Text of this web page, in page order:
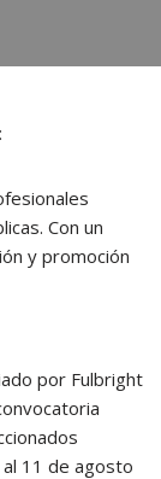
Con un
y promoción
por Fulbright
11 de agosto